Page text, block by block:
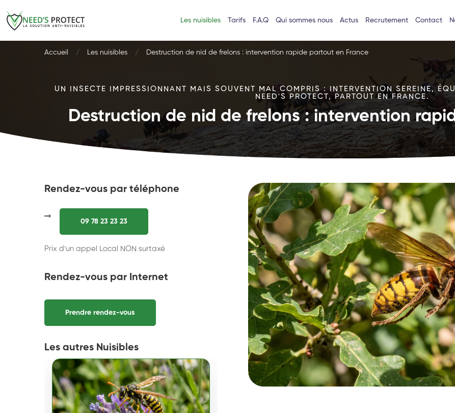
Les nuisibles Tarifs F.A.Q Qui sommes nous Actus Recrutement Contact
Accueil Les nuisibles Destruction de nid de frelons : intervention rapide partout en France
UN INSECTE IMPRESSIONNANT MAIS SOUVENT MAL COMPRIS : INTERVENTION SEREINE,
NEED'S PROTECT, PARTOUT EN FRANCE.
Destruction de nid de frelons : intervention
Rendez-vous par téléphone
09 78 23 23 23
Prix d'un appel Local NON surtaxé
Rendez-vous par Internet
Prendre rendez-vous
Les autres Nuisibles